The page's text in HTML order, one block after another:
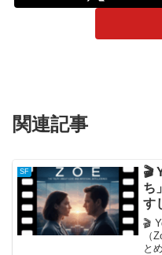
関連記事
SF
🎬
ち
す
🎬
（
と